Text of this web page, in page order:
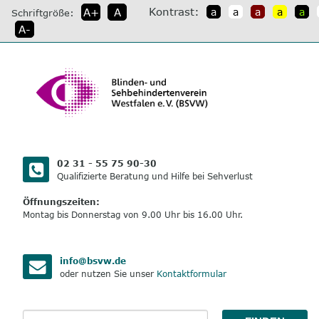
direkt
zum
Inhalt
Schriftgröße: A+
A
A-
Kontrast: a a a a a
02 31 - 55 75 90-30
Qualifizierte Beratung und Hilfe bei Sehverlust
Öffnungszeiten:
Montag bis Donnerstag von 9.00 Uhr bis 16.00 Uhr.
info@bsvw.de
oder nutzen Sie unser Kontaktformular